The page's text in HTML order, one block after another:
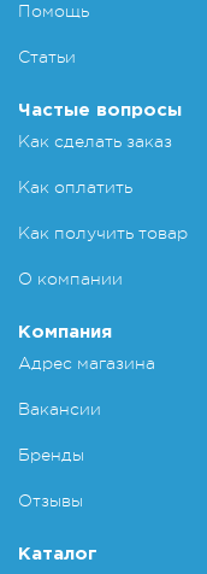
Помощь
Статьи
Частые вопросы
Как сделать заказ
Как оплатить
Как получить товар
О компании
Компания
Адрес магазина
Вакансии
Бренды
Отзывы
Каталог